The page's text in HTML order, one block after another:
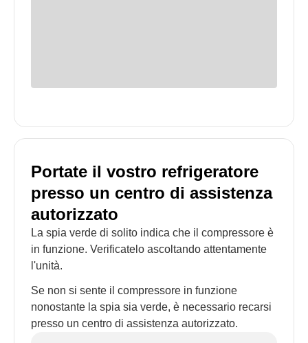
Portate il vostro refrigeratore
presso un centro di assistenza
autorizzato
La spia verde di solito indica che il compressore è
in funzione. Verificatelo ascoltando attentamente
l'unità.
Se non si sente il compressore in funzione
nonostante la spia sia verde, è necessario recarsi
presso un centro di assistenza autorizzato.